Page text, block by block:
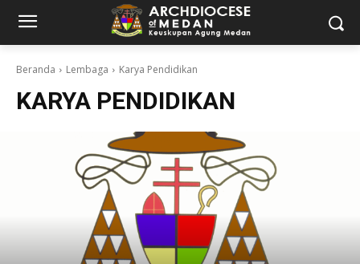
Beranda Lembaga Karya Pendidikan
KARYA PENDIDIKAN